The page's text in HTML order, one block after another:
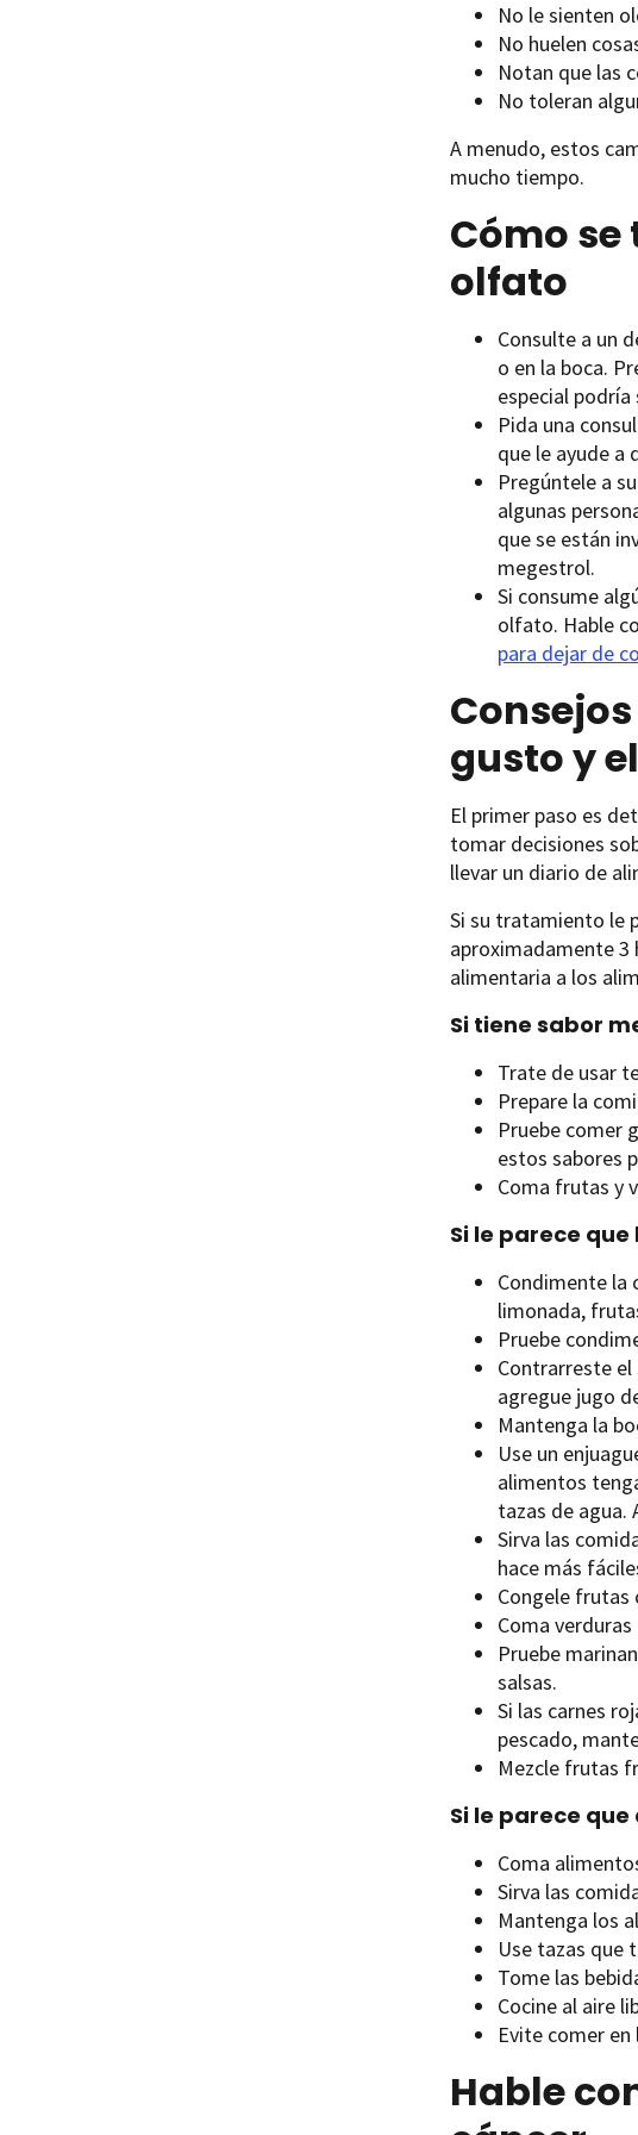
No le sienten
No huelen
Notan que las
No toleran
A menudo, estos
mucho tiempo.
Cómo
olfato
Consulte a un
o en la boca.
especial podría
Pida una
que le ayude a
Pregúntele a
algunas
que se están
megestrol.
Si consume
olfato. Hable
para dejar de
gusto y
El primer paso es
tomar decisiones
llevar un diario de
Si su tratamiento le
aproximadamente 3
alimentaria a los
Si tiene sabor
Trate de usar
Prepare la
Pruebe comer
estos sabores
Coma frutas y
Si le parece
Condimente la
limonada,
Pruebe
Contrarreste
agregue jugo
Mantenga la
Use un
alimentos
tazas de agua.
Sirva las
hace más
Congele frutas
Coma
Pruebe
salsas.
Si las carnes
pescado,
Mezcle frutas
Si le parece
Coma
Sirva las
Mantenga los
Use tazas que
Tome las
Cocine al aire
Evite comer
Hable